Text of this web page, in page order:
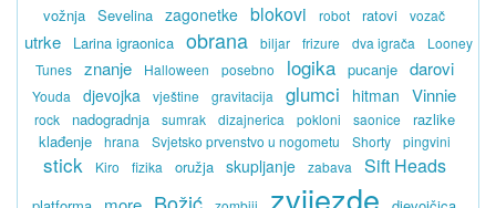
vožnja Sevelina zagonetke blokovi robot ratovi vozač
utrke Larina igraonica obrana biljar frizure dva igrača
Looney
Tunes
znanje Halloween posebno logika pucanje darovi
Youda djevojka vještine gravitacija glumci hitman Vinnie
rock nadogradnja sumrak dizajnerica pokloni saonice
razlike
klađenje
hrana Svjetsko prvenstvo u nogometu Shorty pingvini
stick Kiro fizika oružja skupljanje zabava Sift Heads
zvijezde